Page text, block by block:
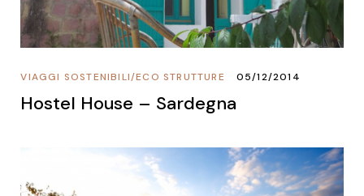
ECO STRUTTURE
/
VIAGGI SOSTENIBILI 05/12/2014
Hostel House – Sardegna